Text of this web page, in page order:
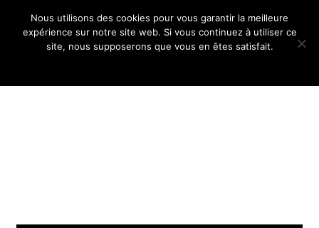
Nous utilisons des cookies pour vous garantir la meilleure
expérience sur notre site web. Si vous continuez à utiliser ce
site, nous supposerons que vous en êtes satisfait.